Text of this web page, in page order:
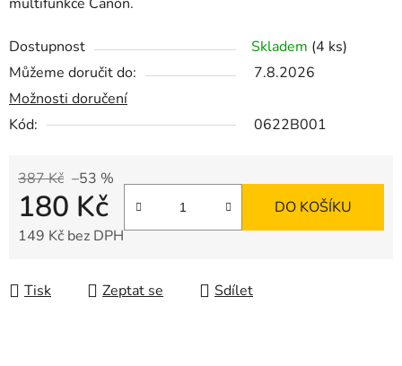
Dostupnost Skladem (4 ks)
Můžeme doručit do:
7.8.2026
Možnosti doručení
Kód:
0622B001
387 Kč –53 %
180 Kč
149 Kč bez DPH
DO KOŠÍKU
Tisk Zeptat se Sdílet